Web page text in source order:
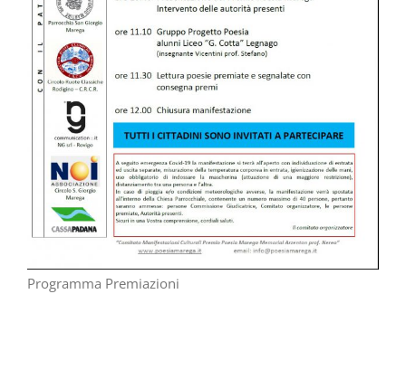
Programma Premiazioni